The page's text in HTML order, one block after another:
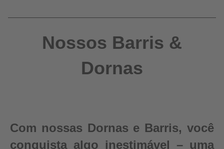
Nossos Barris &
Dornas
Com nossas Dornas e Barris, você
conquista algo inestimável – uma